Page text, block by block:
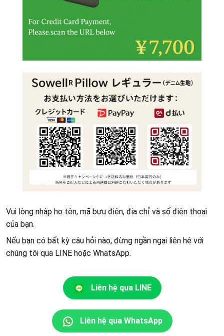
Vui lòng nhập họ tên, mã bưu điện, địa chỉ và số điện thoại
của bạn.
Nếu bạn có bất kỳ câu hỏi nào, đừng ngần ngại liên hệ với
chúng tôi qua LINE hoặc WhatsApp.
Liên hệ qua LINE
Liên hệ qua WhatsApp